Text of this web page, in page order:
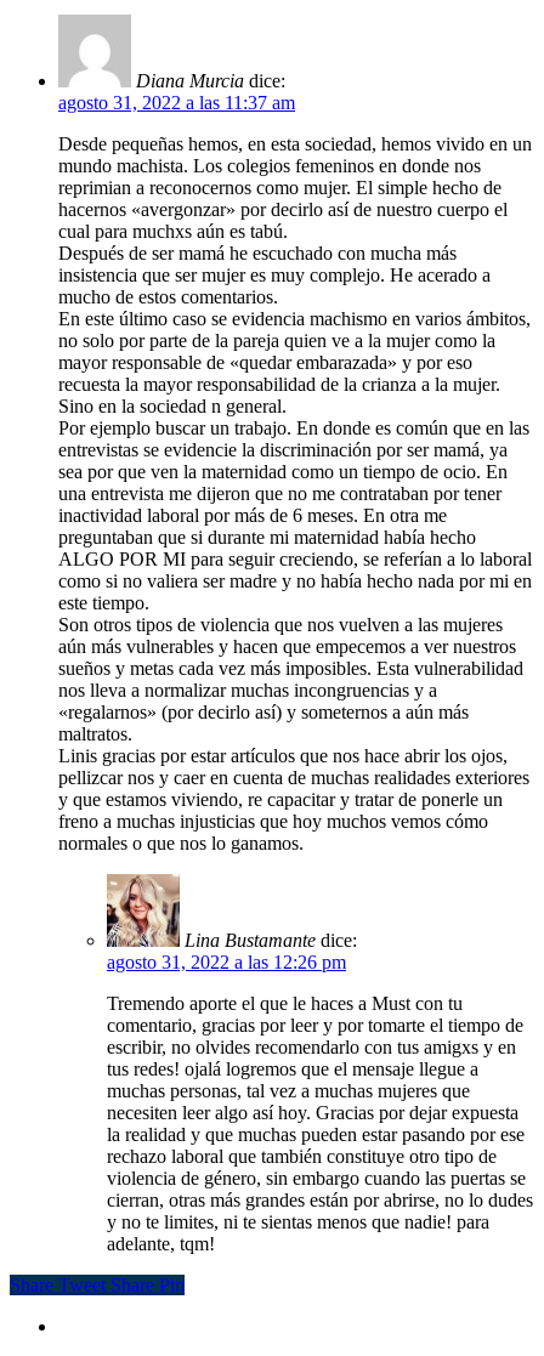
Diana Murcia dice:
agosto 31, 2022 a las 11:37 am
Desde pequeñas hemos, en esta sociedad, hemos vivido en un
mundo machista. Los colegios femeninos en donde nos
reprimian a reconocernos como mujer. El simple hecho de
hacernos «avergonzar» por decirlo así de nuestro cuerpo el
cual para muchxs aún es tabú.
Después de ser mamá he escuchado con mucha más
insistencia que ser mujer es muy complejo. He acerado a
mucho de estos comentarios.
En este último caso se evidencia machismo en varios ámbitos,
no solo por parte de la pareja quien ve a la mujer como la
mayor responsable de «quedar embarazada» y por eso
recuesta la mayor responsabilidad de la crianza a la mujer.
Sino en la sociedad n general.
Por ejemplo buscar un trabajo. En donde es común que en las
entrevistas se evidencie la discriminación por ser mamá, ya
sea por que ven la maternidad como un tiempo de ocio. En
una entrevista me dijeron que no me contrataban por tener
inactividad laboral por más de 6 meses. En otra me
preguntaban que si durante mi maternidad había hecho
ALGO POR MI para seguir creciendo, se referían a lo laboral
como si no valiera ser madre y no había hecho nada por mi en
este tiempo.
Son otros tipos de violencia que nos vuelven a las mujeres
aún más vulnerables y hacen que empecemos a ver nuestros
sueños y metas cada vez más imposibles. Esta vulnerabilidad
nos lleva a normalizar muchas incongruencias y a
«regalarnos» (por decirlo así) y someternos a aún más
maltratos.
Linis gracias por estar artículos que nos hace abrir los ojos,
pellizcar nos y caer en cuenta de muchas realidades exteriores
y que estamos viviendo, re capacitar y tratar de ponerle un
freno a muchas injusticias que hoy muchos vemos cómo
normales o que nos lo ganamos.
Lina Bustamante dice:
agosto 31, 2022 a las 12:26 pm
Tremendo aporte el que le haces a Must con tu
comentario, gracias por leer y por tomarte el tiempo de
escribir, no olvides recomendarlo con tus amigxs y en
tus redes! ojalá logremos que el mensaje llegue a
muchas personas, tal vez a muchas mujeres que
necesiten leer algo así hoy. Gracias por dejar expuesta
la realidad y que muchas pueden estar pasando por ese
rechazo laboral que también constituye otro tipo de
violencia de género, sin embargo cuando las puertas se
cierran, otras más grandes están por abrirse, no lo dudes
y no te limites, ni te sientas menos que nadie! para
adelante, tqm!
Share Tweet Share Pin